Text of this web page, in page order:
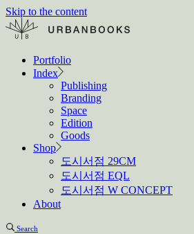
Skip to the content
Portfolio
Index
Publishing
Branding
Space
Edition
Goods
Shop
도시서점 29CM
도시서점 EQL
도시서점 W CONCEPT
About
Search